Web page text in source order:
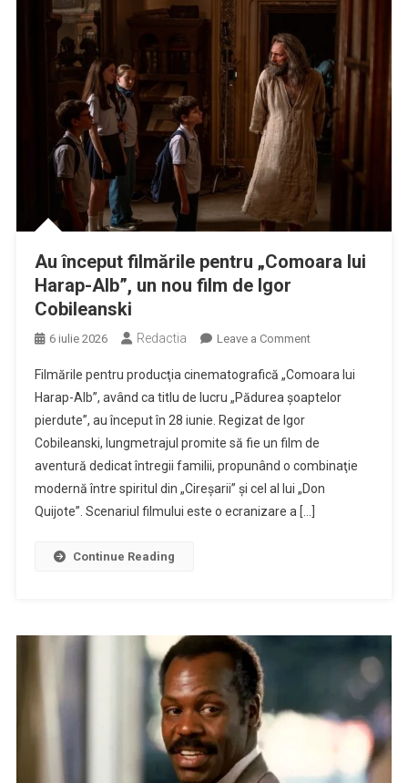
Au început filmările pentru „Comoara lui
Harap-Alb”, un nou film de Igor
Cobileanski
6 iulie 2026 Redactia Leave a Commenton
început
filmările
„Comoara
lui
Harap-
Alb”,
Filmările pentru producţia cinematografică „Comoara lui
Harap-Alb”, având ca titlu de lucru „Pădurea şoaptelor
pierdute”, au început în 28 iunie. Regizat de Igor
Cobileanski, lungmetrajul promite să fie un film de
aventură dedicat întregii familii, propunând o combinaţie
modernă între spiritul din „Cireşarii” şi cel al lui „Don
Quijote”. Scenariul filmului este o ecranizare a […]
Continue Reading